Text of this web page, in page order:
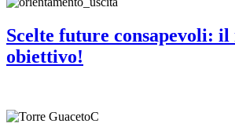
Scelte future consapevoli: il
obiettivo!